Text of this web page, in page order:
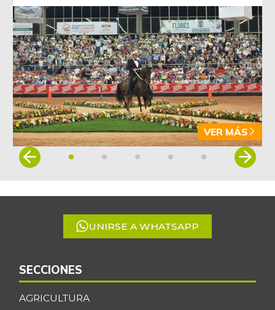
VER MÁS
Item
5
UNIRSE A WHATSAPP
SECCIONES
AGRICULTURA